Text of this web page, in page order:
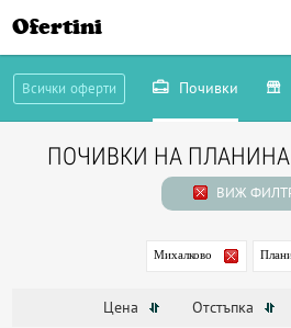
Ofertini
Всички оферти Почивки
ПОЧИВКИ НА
ВИЖ
Михалково
Цена Отстъпка